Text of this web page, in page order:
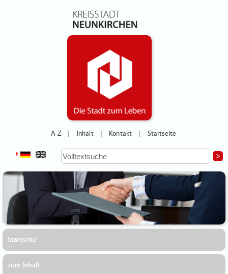
A-Z Inhalt Kontakt Startseite
Startseite
zum Inhalt